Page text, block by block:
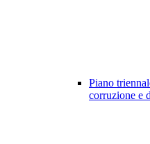
Piano
corruzione e